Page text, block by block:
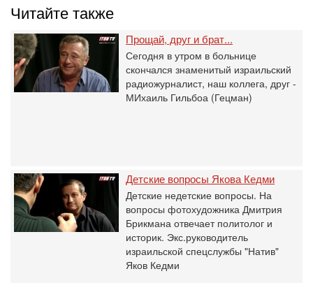
Читайте также
Прощай, друг и брат...
Сегодня в утром в больнице
скончался знаменитый израильский
радиожурналист, наш коллега, друг -
МИхаиль Гильбоа (Гецман)
Детские вопросы Якова Кедми
Детские недетские вопросы. На
вопросы фотохудожника Дмитрия
Брикмана отвечает политолог и
историк. Экс.руководитель
израильской спецслужбы "Натив"
Яков Кедми